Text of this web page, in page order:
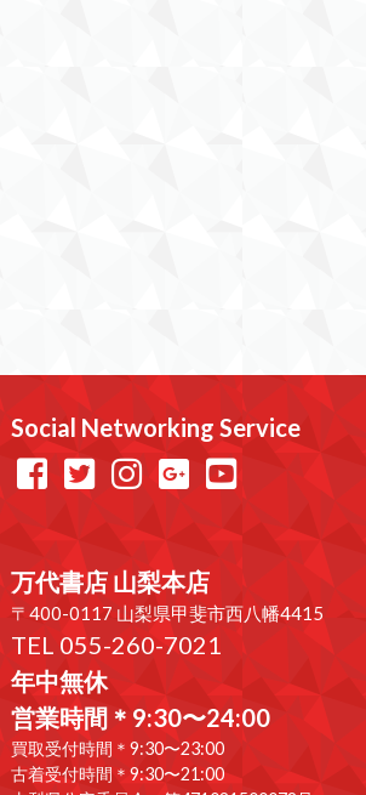
Social Networking Service
万代書店 山梨本店
〒400-0117 山梨県甲斐市西八幡4415
TEL 055-260-7021
年中無休
営業時間＊9:30〜24:00
買取受付時間＊9:30〜23:00
古着受付時間＊9:30〜21:00